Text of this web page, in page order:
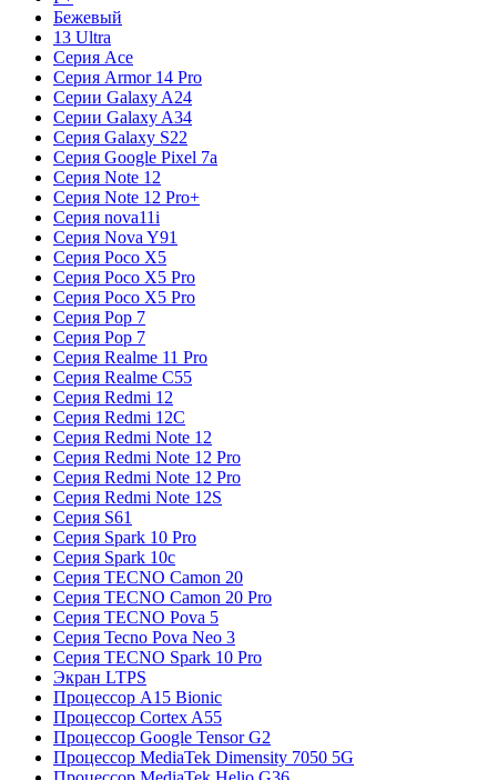
Бежевый
13 Ultra
Серия Ace
Серия Armor 14 Pro
Серии Galaxy A24
Серии Galaxy A34
Серия Galaxy S22
Серия Google Pixel 7a
Серия Note 12
Серия Note 12 Pro+
Серия nova11i
Серия Nova Y91
Серия Poco X5
Серия Poco X5 Pro
Серия Poco X5 Pro
Серия Pop 7
Серия Pop 7
Серия Realme 11 Pro
Серия Realme C55
Серия Redmi 12
Серия Redmi 12C
Серия Redmi Note 12
Серия Redmi Note 12 Pro
Серия Redmi Note 12 Pro
Серия Redmi Note 12S
Серия S61
Серия Spark 10 Pro
Серия Spark 10c
Серия TECNO Camon 20
Серия TECNO Camon 20 Pro
Серия TECNO Pova 5
Серия Tecno Pova Neo 3
Серия TECNO Spark 10 Pro
Экран LTPS
Процессор A15 Bionic
Процессор Cortex A55
Процессор Google Tensor G2
Процессор MediaTek Dimensity 7050 5G